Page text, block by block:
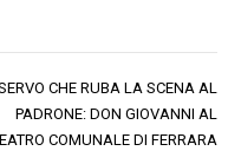
CHE RUBA LA SCENA AL
PADRONE: DON GIOVANNI AL
COMUNALE DI FERRARA